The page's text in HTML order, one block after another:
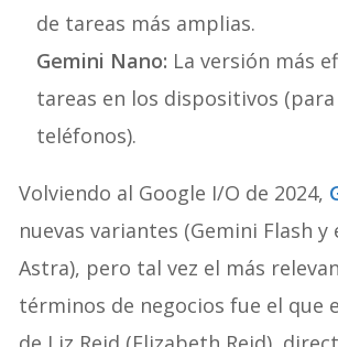
de tareas más amplias.
Gemini Nano: La versión más
tareas en los dispositivos
teléfonos).
Volviendo al Google I/O de 2024,
nuevas variantes (Gemini Flash
Astra), pero tal vez el más
términos de negocios fue el que